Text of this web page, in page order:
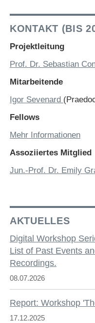
KONTAKT (BIS
Projektleitung
Prof. Dr. Sebastian
Mitarbeitende
Igor Sevenard
Fellows
Mehr Informationen
Assoziiertes Mitglied
Jun.-Prof. Dr. Emily
AKTUELLES
Digital Workshop
List of Past Events
Recordings.
08.07.2026
Report: Workshop
17.12.2025